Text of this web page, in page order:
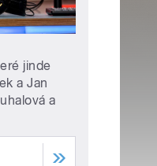
jinde
a Jan
a